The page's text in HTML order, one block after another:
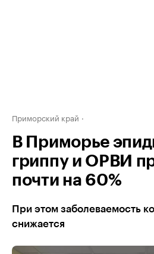
Приморский край
В Приморье
гриппу и ОРВИ
почти на 60%
При этом заболеваемость
снижается